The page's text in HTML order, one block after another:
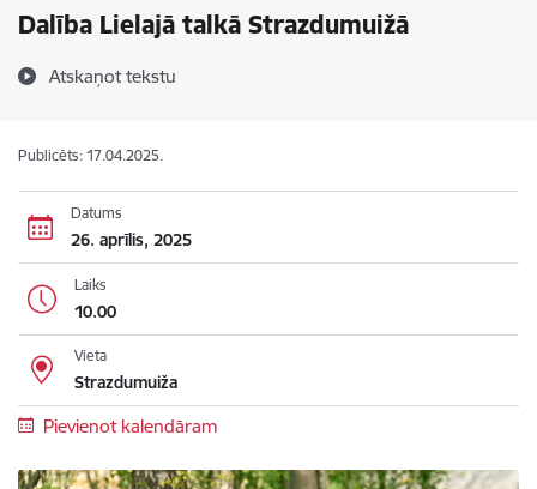
Dalība Lielajā talkā Strazdumuižā
Atskaņot tekstu
Publicēts: 17.04.2025.
Datums
26. aprīlis, 2025
Laiks
10.00
Vieta
Strazdumuiža
Pievienot kalendāram